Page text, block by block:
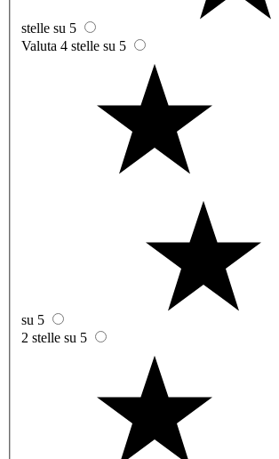
stelle su 5
Valuta 4 stelle su 5
su 5
2 stelle su 5